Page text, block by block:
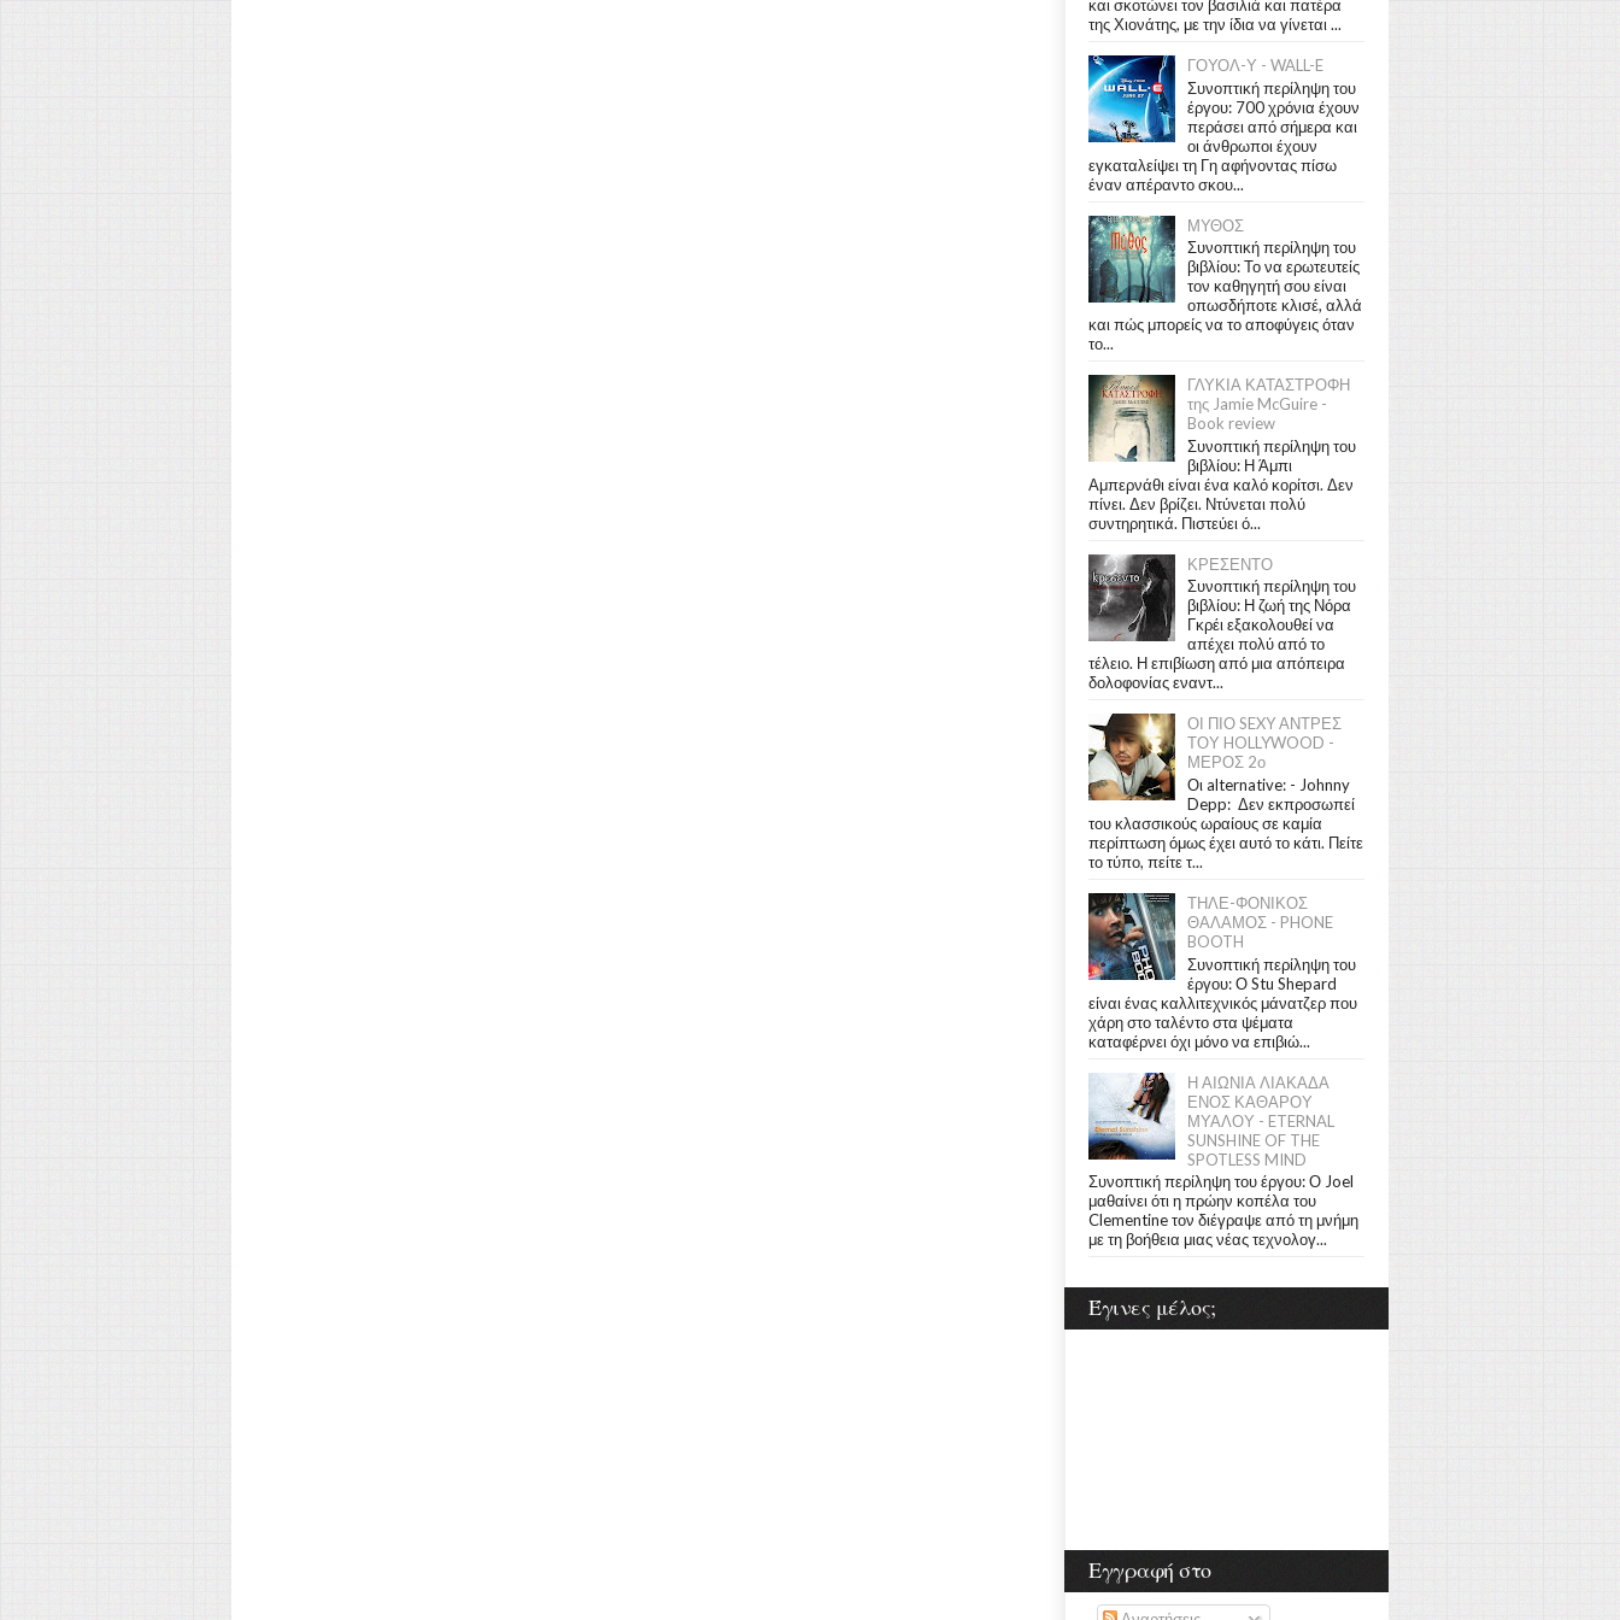
και σκοτώνει τον βασιλιά και πατέρα
της Χιονάτης, με την ίδια να γίνεται ...
ΓΟΥΟΛ-Υ - WALL-E
Συνοπτική περίληψη του
έργου: 700 χρόνια έχουν
περάσει από σήμερα και
οι άνθρωποι έχουν
εγκαταλείψει τη Γη αφήνοντας πίσω
έναν απέραντο σκου...
ΜΥΘΟΣ
Συνοπτική περίληψη του
βιβλίου: Το να ερωτευτείς
τον καθηγητή σου είναι
οπωσδήποτε κλισέ, αλλά
και πώς μπορείς να το αποφύγεις όταν
το...
ΓΛΥΚΙΑ ΚΑΤΑΣΤΡΟΦΗ
της Jamie McGuire -
Book review
Συνοπτική περίληψη του
βιβλίου: Η Άμπι
Αμπερνάθι είναι ένα καλό κορίτσι. Δεν
πίνει. Δεν βρίζει. Ντύνεται πολύ
συντηρητικά. Πιστεύει ό...
ΚΡΕΣΕΝΤΟ
Συνοπτική περίληψη του
βιβλίου: Η ζωή της Νόρα
Γκρέι εξακολουθεί να
απέχει πολύ από το
τέλειο. Η επιβίωση από μια απόπειρα
δολοφονίας εναντ...
ΟΙ ΠΙΟ SEXY ΑΝΤΡΕΣ
ΤΟΥ HOLLYWOOD -
ΜΕΡΟΣ 2ο
Οι alternative: - Johnny
Depp: Δεν εκπροσωπεί
του κλασσικούς ωραίους σε καμία
περίπτωση όμως έχει αυτό το κάτι. Πείτε
το τύπο, πείτε τ...
ΤΗΛΕ-ΦΟΝΙΚΟΣ
ΘΑΛΑΜΟΣ - PHONE
BOOTH
Συνοπτική περίληψη του
έργου: Ο Stu Shepard
είναι ένας καλλιτεχνικός μάνατζερ που
χάρη στο ταλέντο στα ψέματα
καταφέρνει όχι μόνο να επιβιώ...
Η ΑΙΩΝΙΑ ΛΙΑΚΑΔΑ
ΕΝΟΣ ΚΑΘΑΡΟΥ
ΜΥΑΛΟΥ - ETERNAL
SUNSHINE OF THE
SPOTLESS MIND
Συνοπτική περίληψη του έργου: Ο Joel
μαθαίνει ότι η πρώην κοπέλα του
Clementine τον διέγραψε από τη μνήμη
με τη βοήθεια μιας νέας τεχνολογ...
Έγινες μέλος;
Εγγραφή στο